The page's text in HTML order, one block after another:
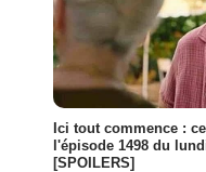
Ici tout commence :
l'épisode 1498 du
[SPOILERS]